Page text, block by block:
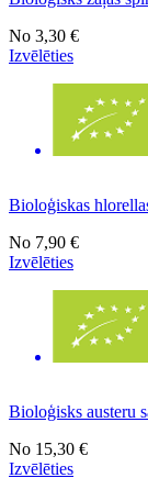
No 3,30 €
Izvēlēties
Bioloģiskas
No 7,90 €
Izvēlēties
Bioloģisks austeru
No 15,30 €
Izvēlēties